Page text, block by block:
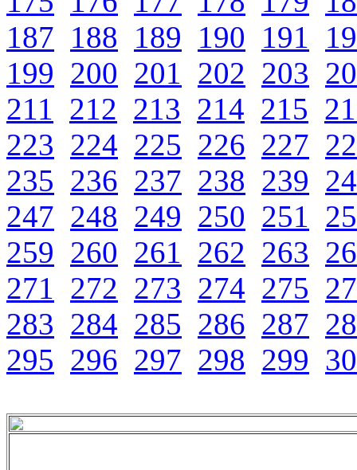
187 188 189 190 191
199 200 201 202 203
211 212 213 214 215
223 224 225 226 227
235 236 237 238 239
247 248 249 250 251
259 260 261 262 263
271 272 273 274 275
283 284 285 286 287
295 296 297 298 299